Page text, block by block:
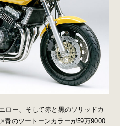
ロー、そして赤と黒のソリッドカ
青のツートーンカラーが59万9000